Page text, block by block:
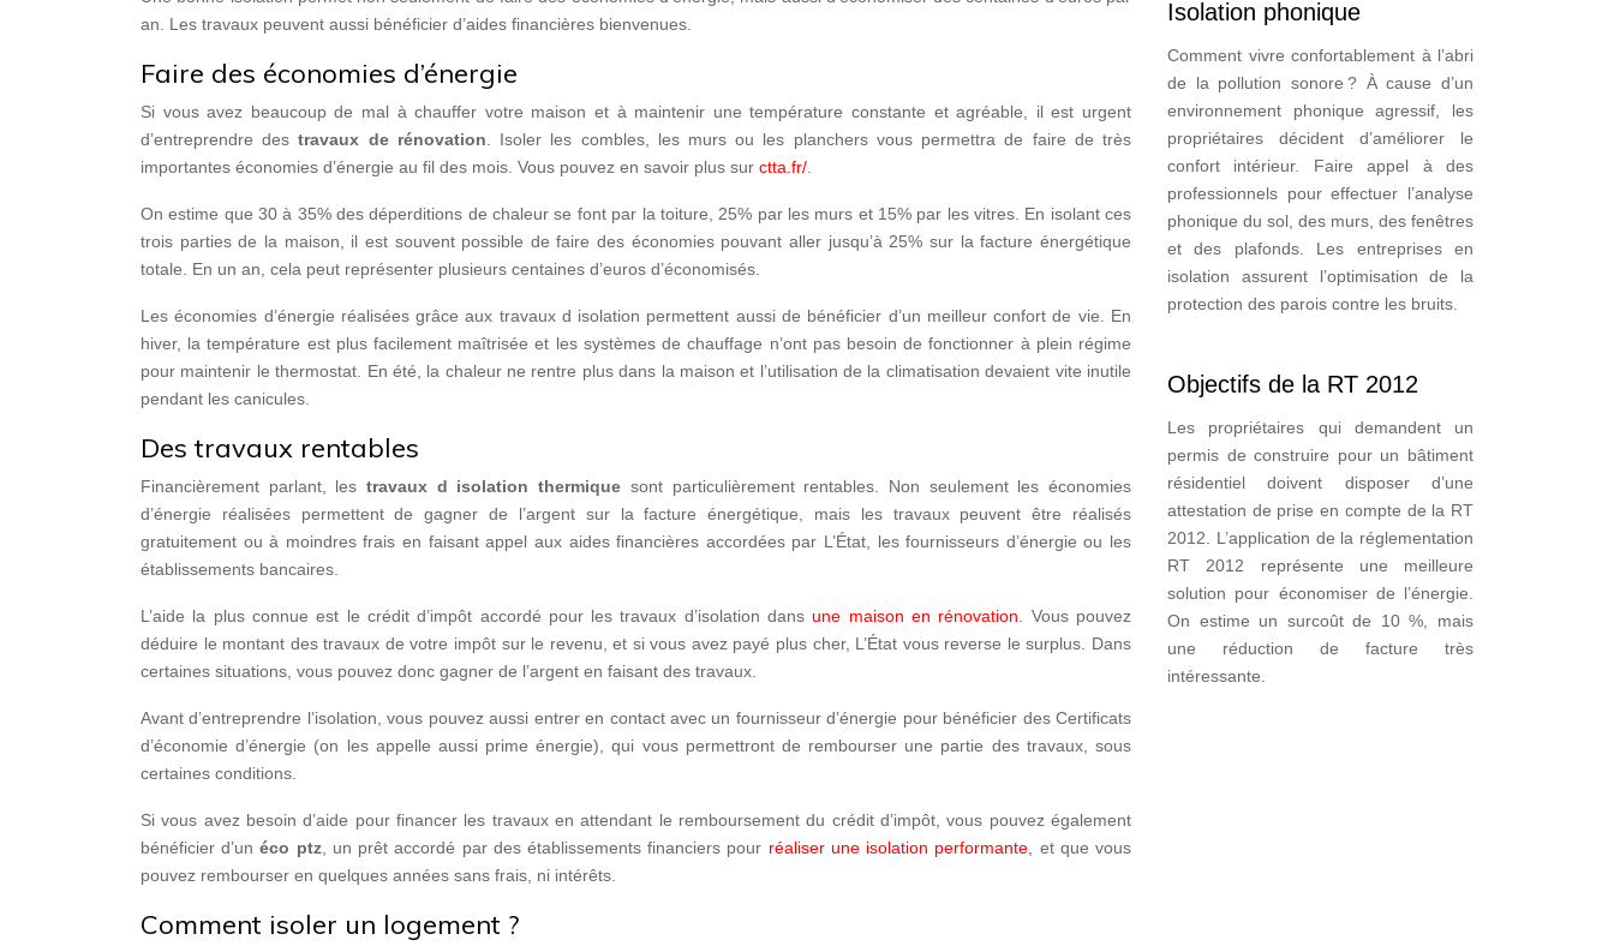
an. Les travaux peuvent aussi bénéficier d’aides financières bienvenues.
Faire des économies d’énergie
Si vous avez beaucoup de mal à chauffer votre maison et à maintenir une température constante et agréable, il est urgent
d’entreprendre destravaux de rénovation. Isoler les combles, les murs ou les planchers vous permettra de faire de très
importantes économies d’énergie au fil des mois. Vous pouvez en savoir plus sur ctta.fr/.
On estime que 30 à 35% des déperditions de chaleur se font par la toiture, 25% par les murs et 15% par les vitres. En isolant ces
trois parties de la maison, il est souvent possible de faire des économies pouvant aller jusqu’à 25% sur la facture énergétique
totale. En un an, cela peut représenter plusieurs centaines d’euros d’économisés.
Les économies d’énergie réalisées grâce aux travaux d isolation permettent aussi de bénéficier d’un meilleur confort de vie. En
hiver, la température est plus facilement maîtrisée et les systèmes de chauffage n’ont pas besoin de fonctionner à plein régime
pour maintenir le thermostat. En été, la chaleur ne rentre plus dans la maison et l’utilisation de la climatisation devaient vite inutile
pendant les canicules.
Des travaux rentables
Financièrement parlant, lestravaux d isolation thermique sont particulièrement rentables. Non seulement les économies
d’énergie réalisées permettent de gagner de l’argent sur la facture énergétique, mais les travaux peuvent être réalisés
gratuitement ou à moindres frais en faisant appel aux aides financières accordées par L’État, les fournisseurs d’énergie ou les
établissements bancaires.
L’aide la plus connue est le crédit d’impôt accordé pour les travaux d’isolation dansune maison en rénovation. Vous pouvez
déduire le montant des travaux de votre impôt sur le revenu, et si vous avez payé plus cher, L’État vous reverse le surplus. Dans
certaines situations, vous pouvez donc gagner de l’argent en faisant des travaux.
Avant d’entreprendre l’isolation, vous pouvez aussi entrer en contact avec un fournisseur d’énergie pour bénéficier des Certificats
d’économie d’énergie (on les appelle aussi prime énergie), qui vous permettront de rembourser une partie des travaux, sous
certaines conditions.
Si vous avez besoin d’aide pour financer les travaux en attendant le remboursement du crédit d’impôt, vous pouvez également
bénéficier d’unéco ptz, un prêt accordé par des établissements financiers pour réaliser une isolation performante, et que vous
pouvez rembourser en quelques années sans frais, ni intérêts.
Comment isoler un logement ?
Isolation phonique
Comment vivre confortablement à l’abri
de la pollution sonore ? À cause d’un
environnement phonique agressif, les
propriétaires décident d’améliorer le
confort intérieur. Faire appel à des
professionnels pour effectuer l’analyse
phonique du sol, des murs, des fenêtres
et des plafonds. Les entreprises en
isolation assurent l’optimisation de la
protection des parois contre les bruits.
Objectifs de la RT 2012
Les propriétaires qui demandent un
permis de construire pour un bâtiment
résidentiel doivent disposer d’une
attestation de prise en compte de la RT
2012. L’application de la réglementation
RT 2012 représente une meilleure
solution pour économiser de l’énergie.
On estime un surcoût de 10 %, mais
une réduction de facture très
intéressante.